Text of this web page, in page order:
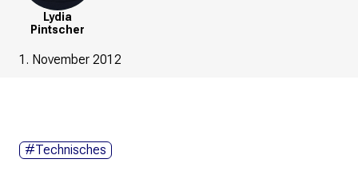
Themen
Freie Bildung
Wikimedia Deutschland wird 20!
Lydia
Pintscher
1. November 2012
#Technisches